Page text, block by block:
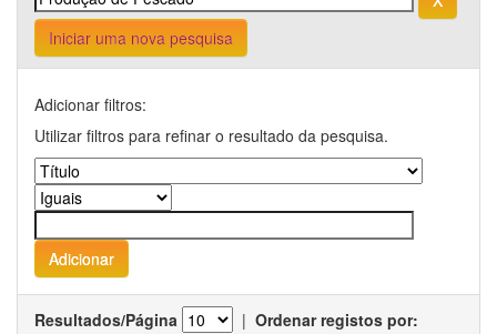
Iniciar uma nova pesquisa
Adicionar filtros:
Utilizar filtros para refinar o resultado da pesquisa.
Resultados/Página | Ordenar registos por: